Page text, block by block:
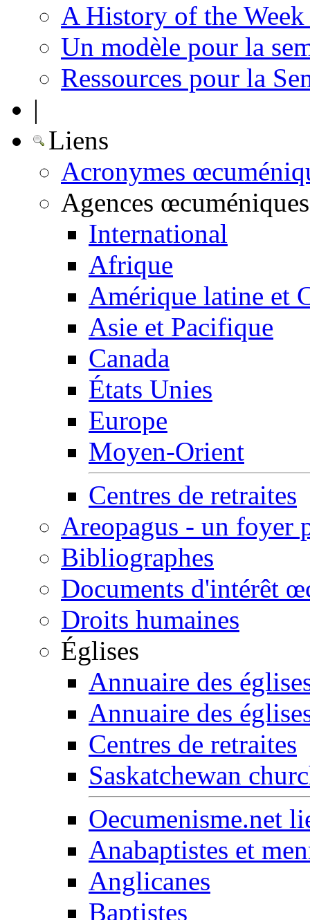
A History of the
Un modèle pour la
Ressources pour la
|
Liens
Acronymes
Agences œcuméniques
International
Afrique
Amérique latine et
Asie et Pacifique
Canada
États Unies
Europe
Moyen-Orient
Centres de retraites
Areopagus - un foyer
Bibliographes
Documents d'intérêt
Droits humaines
Églises
Annuaire des
Annuaire des
Centres de retraites
Saskatchewan
Oecumenisme.net
Anabaptistes et
Anglicanes
Baptistes